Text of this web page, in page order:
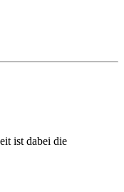
ist dabei die